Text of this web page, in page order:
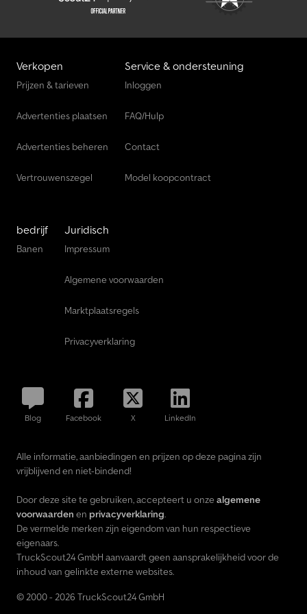
Verkopen
Prijzen & tarieven
Advertenties plaatsen
Advertenties beheren
Vertrouwenszegel
Service & ondersteuning
Inloggen
FAQ/Hulp
Contact
Model koopcontract
bedrijf
Banen
Juridisch
Impressum
Algemene voorwaarden
Marktplaatsregels
Privacyverklaring
Blog Facebook X LinkedIn
Alle informatie, aanbiedingen en prijzen op deze pagina zijn
vrijblijvend en niet-bindend!
Door deze site te gebruiken, accepteert u onze algemene
voorwaarden en privacyverklaring.
De vermelde merken zijn eigendom van hun respectieve
eigenaars.
TruckScout24 GmbH aanvaardt geen aansprakelijkheid voor de
inhoud van gelinkte externe websites.
© 2000 - 2026 TruckScout24 GmbH